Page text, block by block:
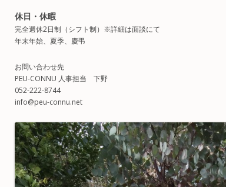
休日・休暇
完全週休2日制（シフト制）※詳細は面談にて
年末年始、夏季、慶弔
お問い合わせ先
PEU-CONNU 人事担当 下野
052-222-8744
info@peu-connu.net